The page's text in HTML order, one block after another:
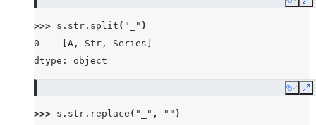
Copy
>>> s . str . split ( "_" )
0    [A, Str, Series]
dtype: object
Copy
>>> s . str . replace ( "_" , "" )